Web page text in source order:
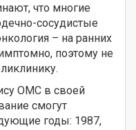
что многие
сосудистые
– на ранних
поэтому не
ОМС в своей
смогут
годы: 1987,